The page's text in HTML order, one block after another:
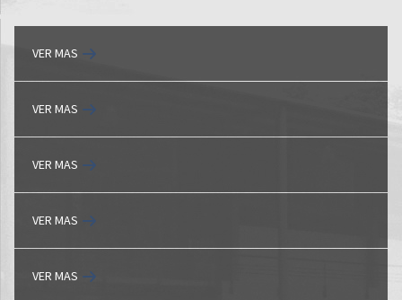
VER MAS
VER MAS
VER MAS
VER MAS
VER MAS